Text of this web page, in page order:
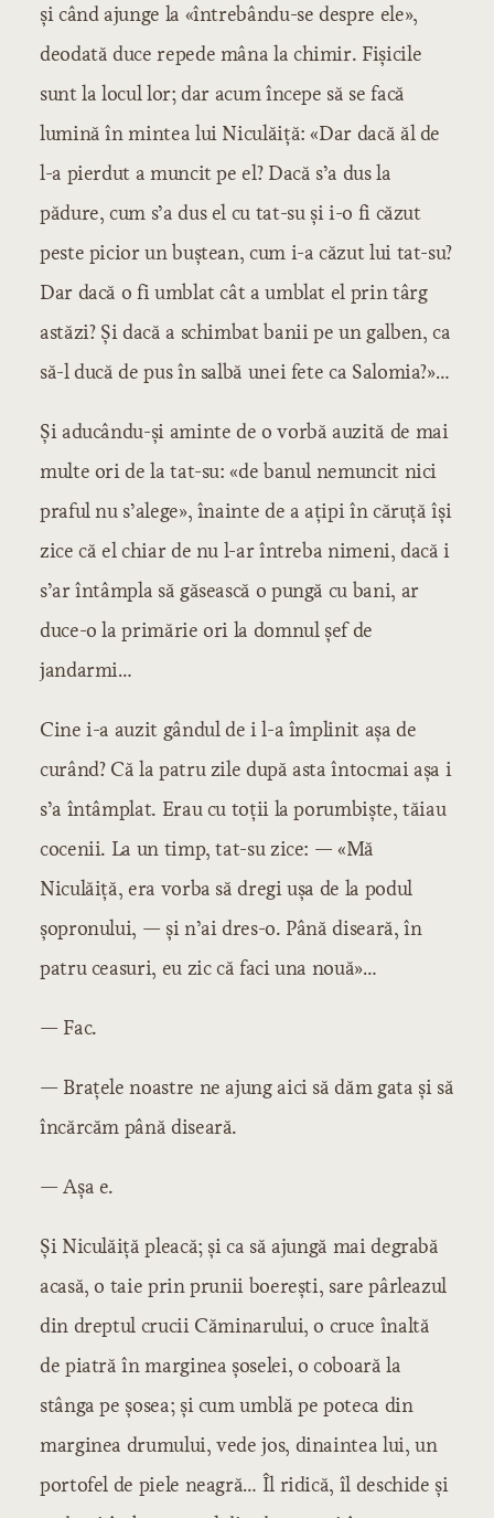
și când ajunge la «întrebându-se despre ele»,
deodată duce repede mâna la chimir. Fișicile
sunt la locul lor; dar acum începe să se facă
lumină în mintea lui Niculăiță: «Dar dacă ăl de
l-a pierdut a muncit pe el? Dacă s’a dus la
pădure, cum s’a dus el cu tat-su și i-o fi căzut
peste picior un buștean, cum i-a căzut lui tat-su?
Dar dacă o fi umblat cât a umblat el prin târg
astăzi? Și dacă a schimbat banii pe un galben, ca
să-l ducă de pus în salbă unei fete ca Salomia?»…
Și aducându-și aminte de o vorbă auzită de mai
multe ori de la tat-su: «de banul nemuncit nici
praful nu s’alege», înainte de a ațipi în căruță își
zice că el chiar de nu l-ar întreba nimeni, dacă i
s’ar întâmpla să găsească o pungă cu bani, ar
duce-o la primărie ori la domnul șef de
jandarmi…
Cine i-a auzit gândul de i l-a împlinit așa de
curând? Că la patru zile după asta întocmai așa i
s’a întâmplat. Erau cu toții la porumbiște, tăiau
cocenii. La un timp, tat-su zice: — «Mă
Niculăiță, era vorba să dregi ușa de la podul
șopronului, — și n’ai dres-o. Până diseară, în
patru ceasuri, eu zic că faci una nouă»…
— Fac.
— Brațele noastre ne ajung aici să dăm gata și să
încărcăm până diseară.
— Așa e.
Și Niculăiță pleacă; și ca să ajungă mai degrabă
acasă, o taie prin prunii boerești, sare pârleazul
din dreptul crucii Căminarului, o cruce înaltă
de piatră în marginea șoselei, o coboară la
stânga pe șosea; și cum umblă pe poteca din
marginea drumului, vede jos, dinaintea lui, un
portofel de piele neagră… Îl ridică, îl deschide și